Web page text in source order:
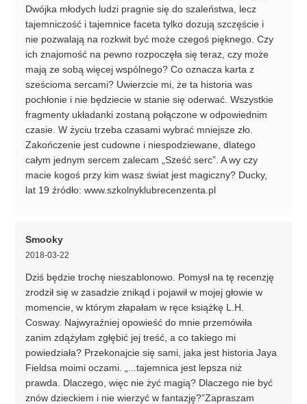
Dwójka młodych ludzi pragnie się do szaleństwa, lecz
tajemniczość i tajemnice faceta tylko dozują szczęście i
nie pozwalają na rozkwit być może czegoś pięknego. Czy
ich znajomość na pewno rozpoczęła się teraz, czy może
mają ze sobą więcej wspólnego? Co oznacza karta z
sześcioma sercami? Uwierzcie mi, że ta historia was
pochłonie i nie będziecie w stanie się oderwać. Wszystkie
fragmenty układanki zostaną połączone w odpowiednim
czasie. W życiu trzeba czasami wybrać mniejsze zło.
Zakończenie jest cudowne i niespodziewane, dlatego
całym jednym sercem zalecam „Sześć serc”. A wy czy
macie kogoś przy kim wasz świat jest magiczny? Ducky,
lat 19 źródło: www.szkolnyklubrecenzenta.pl
Smooky
2018-03-22
Dziś będzie trochę nieszablonowo. Pomysł na tę recenzję
zrodził się w zasadzie znikąd i pojawił w mojej głowie w
momencie, w którym złapałam w ręce książkę L.H.
Cosway. Najwyraźniej opowieść do mnie przemówiła
zanim zdążyłam zgłębić jej treść, a co takiego mi
powiedziała? Przekonajcie się sami, jaka jest historia Jaya
Fieldsa moimi oczami. „...tajemnica jest lepsza niż
prawda. Dlaczego, więc nie żyć magią? Dlaczego nie być
znów dzieckiem i nie wierzyć w fantazję?”Zapraszam